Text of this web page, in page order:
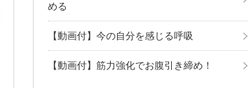
める
【動画付】今の自分を感じる呼吸
【動画付】筋力強化でお腹引き締め！